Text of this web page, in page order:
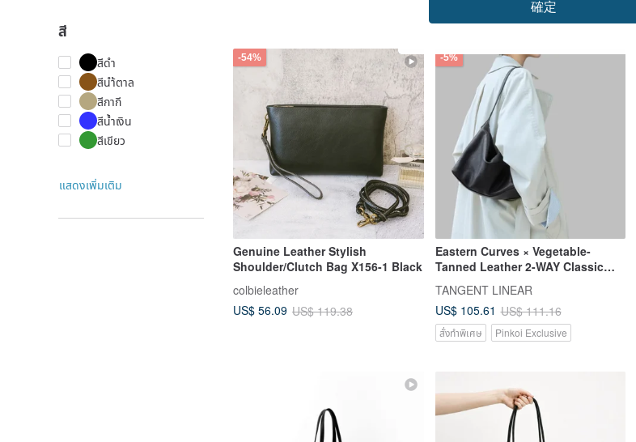
สี
สีดำ
สีนำ้ตาล
สีกากี
สีน้ำเงิน
สีเขียว
แสดงเพิ่มเติม
-54%
Genuine Leather Stylish
Shoulder/Clutch Bag X156-1 Black
colbieleather
US$ 56.09 US$ 119.38
-5%
Eastern Curves × Vegetable-
Tanned Leather 2-WAY Classic
Hobo Bag with Extended Strap
TANGENT LINEAR
US$ 105.61 US$ 111.16
สั่งทำพิเศษ Pinkoi Exclusive
確定